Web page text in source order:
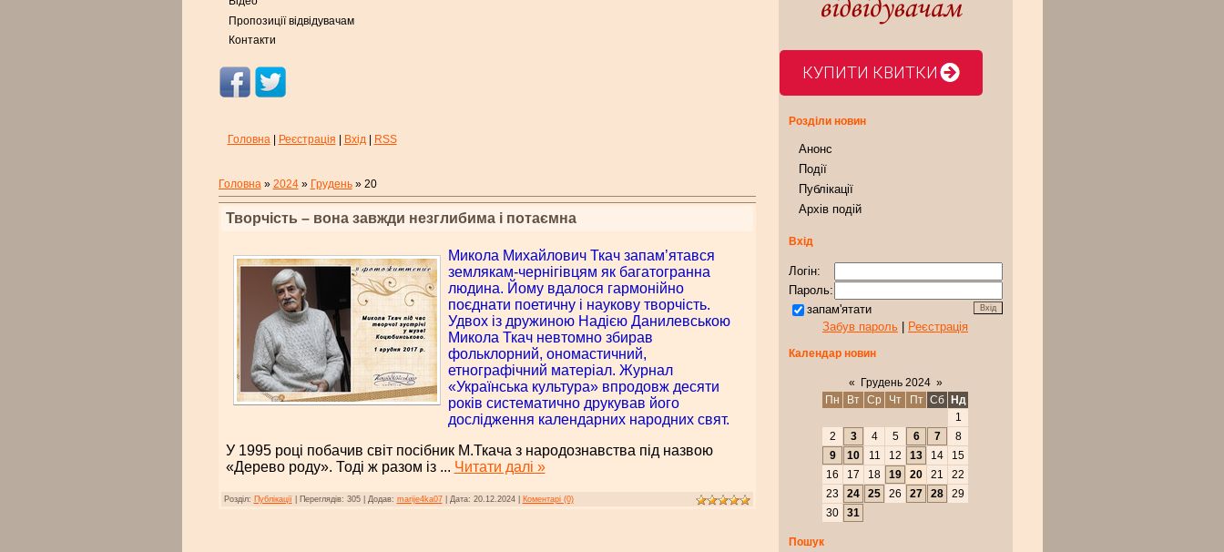
Пропозиції відвідувачам
Контакти
Головна| Реєстрація Вхід| RSS
Головна» 2024 » Грудень » 20
Творчість – вона завжди незглибима і потаємна
Микола Михайлович Ткач запам’ятався
землякам-чернігівцям як багатогранна
людина. Йому вдалося гармонійно
поєднати поетичну і наукову творчість.
Удвох із дружиною Надією Данилевською
Микола Ткач невтомно збирав
фольклорний, ономастичний,
етнографічний матеріал. Журнал
«Українська культура» впродовж десяти
років систематично друкував його
дослідження календарних народних свят.
У 1995 році побачив світ посібник М.Ткача з народознавства під назвою
«Дерево роду». Тоді ж разом із ... Читати далі »
Розділ: Публікації| Переглядів: 305| Додав: marije4ka07| Дата: 20.12.2024 Коментарі (0)
КУПИТИ КВИТКИ
Розділи новин
Анонс
Події
Публікації
Архів подій
Вхід
Логін:
Пароль:
запам'ятати
Забув пароль
Реєстрація
Календар новин
« Грудень 2024 »
Пн
Вт Ср Чт Пт Сб
Нд
1
2
3 4 5 6 7
8
9
10 11 12 13 14
15
16
17 18 19 20 21
22
23
24 25 26 27 28
29
30
31
Пошук